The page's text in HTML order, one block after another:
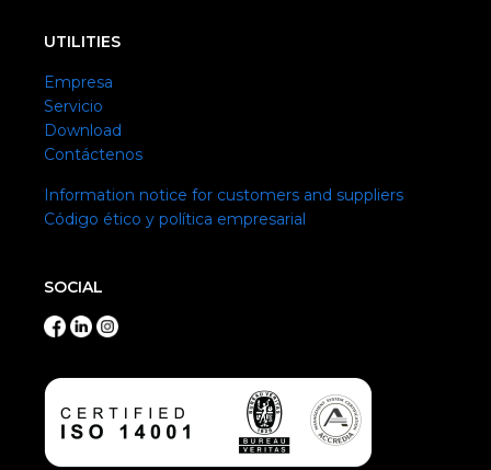
UTILITIES
Empresa
Servicio
Download
Contáctenos
Information notice for customers and suppliers
Código ético y política empresarial
SOCIAL